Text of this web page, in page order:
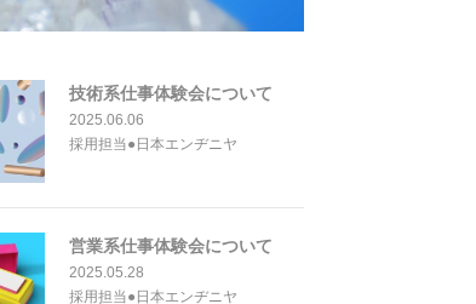
技術系仕事体験会について
2025.06.06
採用担当●日本エンヂニヤ
営業系仕事体験会について
2025.05.28
採用担当●日本エンヂニヤ